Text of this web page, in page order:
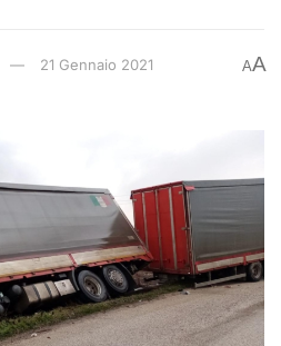
21 Gennaio 2021 AA